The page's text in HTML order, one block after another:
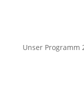
Unser Programm